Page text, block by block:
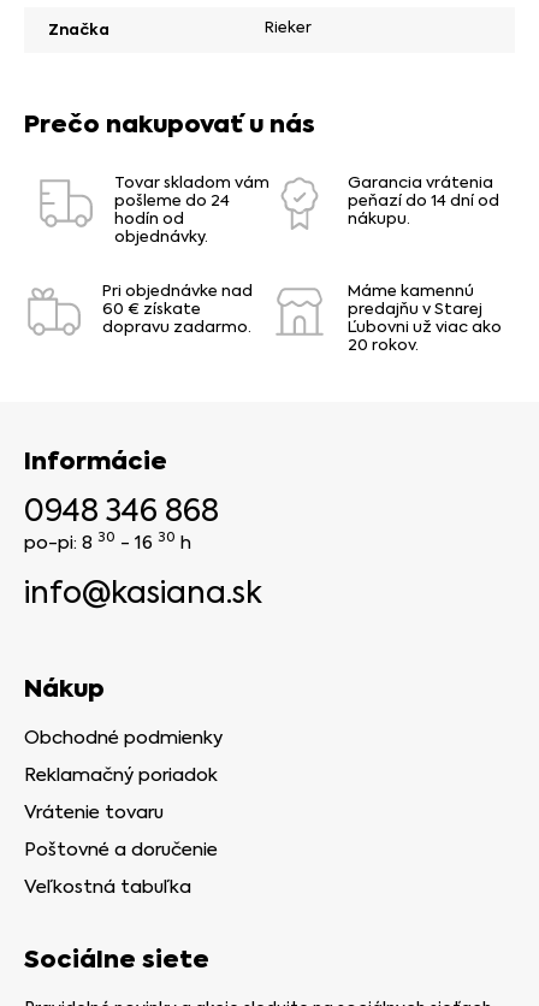
Značka Rieker
Prečo nakupovať u nás
Tovar skladom vám
pošleme do 24
hodín od
objednávky.
Garancia vrátenia
peňazí do 14 dní od
nákupu.
Pri objednávke nad
60 € získate
dopravu zadarmo.
Máme kamennú
predajňu v Starej
Ľubovni už viac ako
20 rokov.
Informácie
0948 346 868
po-pi: 8 30 - 16 30 h
info@kasiana.sk
Nákup
Obchodné podmienky
Reklamačný poriadok
Vrátenie tovaru
Poštovné a doručenie
Veľkostná tabuľka
Sociálne siete